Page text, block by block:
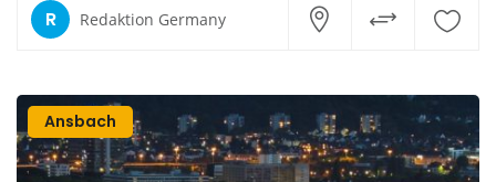
R Redaktion Germany
Ansbach